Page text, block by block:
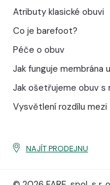
Atributy klasické obuvi
Co je barefoot?
Péče o obuv
Jak funguje membrána
Jak ošetřujeme obuv s
Vysvětlení rozdílu mezi
NAJÍT PRODEJNU